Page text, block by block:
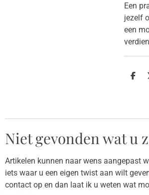
​Een
jezelf
een
D
Niet gevonden wat u
Artikelen kunnen naar wens aangepast
iets waar u een eigen twist aan wilt
contact op en dan laat ik u weten wat